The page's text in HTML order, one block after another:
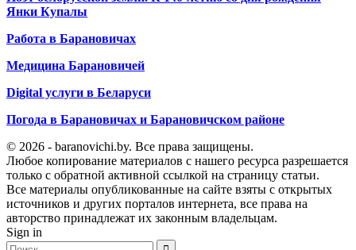
Янки Купалы
Работа в Барановичах
Медицина Барановичей
Digital услуги в Беларуси
Погода в Барановичах и Барановичском районе
© 2026 - baranovichi.by. Все права защищены.
Любое копирование материалов с нашего ресурса разрешается
только с обратной активной ссылкой на страницу статьи.
Все материалы опубликованные на сайте взяты с открытых
источников и других порталов интернета, все права на
авторство принадлежат их законным владельцам.
Sign in